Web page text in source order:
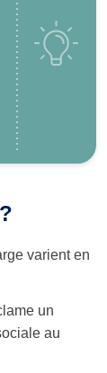
?
varient en
un
au